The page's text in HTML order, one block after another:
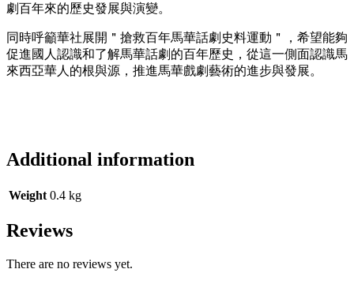
劇百年來的歷史發展與演變。
同時呼籲華社展開＂搶救百年馬華話劇史料運動＂，希望能夠
促進國人認識和了解馬華話劇的百年歷史，從這一側面認識馬
來西亞華人的根與源，推進馬華戲劇藝術的進步與發展。
Additional information
Weight 0.4 kg
Reviews
There are no reviews yet.